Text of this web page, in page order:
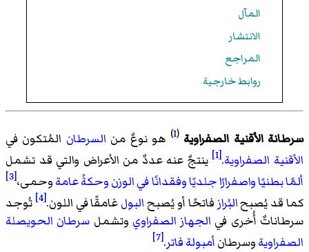
المآل
الانتشار
المراجع
روابط خارجية
سرطانة الأقنية الصفراوية (
1
) هو نوعٌ من السرطان المُتكون في
الأقنية الصفراوية.
[1]
ينتجٌ عنه عددٌ من الأعراض والتي قد تشمل
ألمًا بطنيًاواصفرارًا جلديًاوفقدانًا في الوزنوحكةً عامةوحمى،[3]
كما قد يُصبحالبُرازفاتحًا أو يُصبحالبولغامقًا في اللون.[4]
تُوجد
سرطاناتٌ أُخرى في الجهاز الصفراوي وتشمل سرطان الحويصلة
الصفراويةوسرطانأمبولة فاتر.
[7]